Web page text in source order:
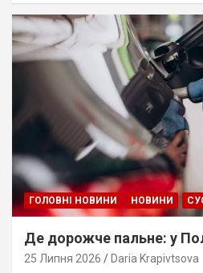
ГОЛОВНІ НОВИНИ НОВИНИ
Де дорожче пальне: у
25 Липня 2026 Daria Krapivtsova